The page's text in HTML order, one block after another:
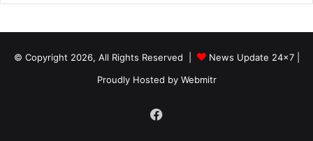
© Copyright 2026, All Rights Reserved | News Update 24x7|
Proudly Hosted by Webmitr
Facebook